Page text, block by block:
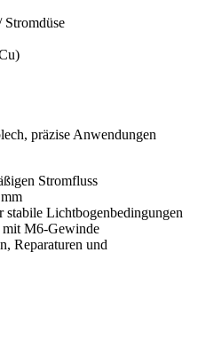
Stromdüse
präzise Anwendungen
Stromfluss
Lichtbogenbedingungen
M6-Gewinde
Reparaturen und